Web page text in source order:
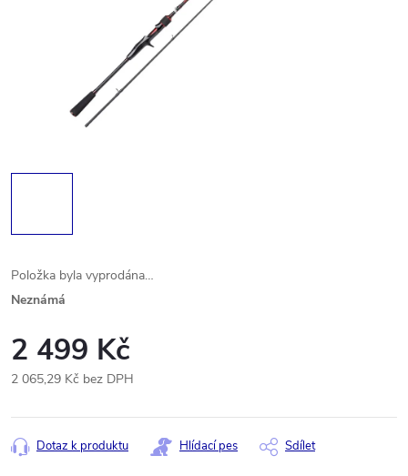
Položka byla vyprodána…
Neznámá
2 499 Kč
2 065,29 Kč bez DPH
cena:
Dotaz k produktu Hlídací pes Sdílet